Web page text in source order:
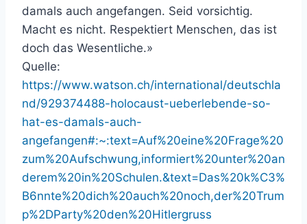
damals auch angefangen. Seid vorsichtig.
Macht es nicht. Respektiert Menschen, das ist
doch das Wesentliche.»
Quelle:
https://www.watson.ch/international/deutschla
nd/929374488-holocaust-ueberlebende-so-
hat-es-damals-auch-
angefangen#:~:text=Auf%20eine%20Frage%20
zum%20Aufschwung,informiert%20unter%20an
derem%20in%20Schulen.&text=Das%20k%C3%
B6nnte%20dich%20auch%20noch,der%20Trum
p%2DParty%20den%20Hitlergruss